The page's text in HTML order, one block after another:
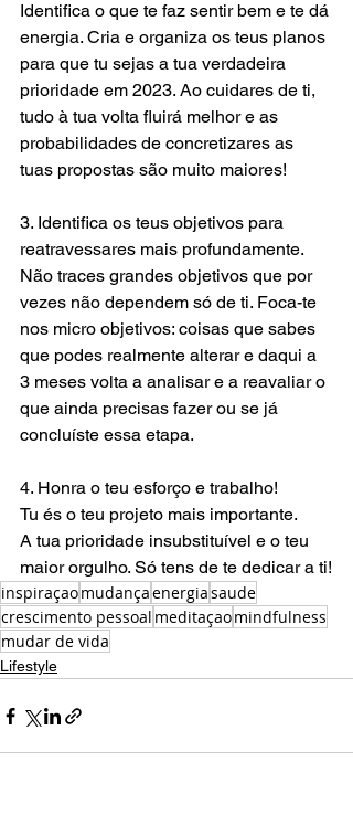
Identifica o que te faz sentir bem e te dá
energia. Cria e organiza os teus planos
para que tu sejas a tua verdadeira
prioridade em 2023. Ao cuidares de ti,
tudo à tua volta fluirá melhor e as
probabilidades de concretizares as
tuas propostas são muito maiores!
3. Identifica os teus objetivos para
reatravessares mais profundamente.
Não traces grandes objetivos que por
vezes não dependem só de ti. Foca-te
nos micro objetivos: coisas que sabes
que podes realmente alterar e daqui a
3 meses volta a analisar e a reavaliar o
que ainda precisas fazer ou se já
concluíste essa etapa.
4. Honra o teu esforço e trabalho!
Tu és o teu projeto mais importante.
A tua prioridade insubstituível e o teu
maior orgulho. Só tens de te dedicar a ti!
inspiraçaomudançaenergiasaude
crescimento pessoal meditaçaomindfulness
mudar de vida
Lifestyle